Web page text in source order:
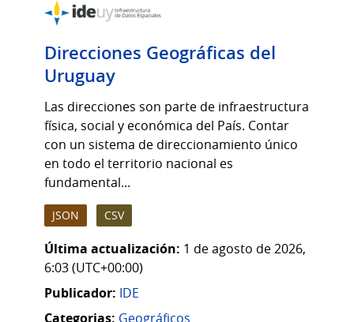
Direcciones Geográficas del
Uruguay
Las direcciones son parte de infraestructura
física, social y económica del País. Contar
con un sistema de direccionamiento único
en todo el territorio nacional es
fundamental...
JSON CSV
Última actualización: 1 de agosto de 2026,
6:03 (UTC+00:00)
Publicador: IDE
Categorias: Geográficos